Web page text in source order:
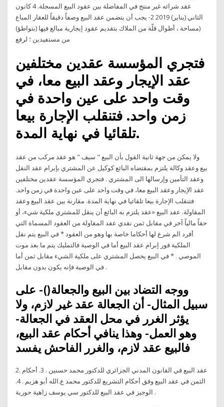
عقد شرائه غير منتج في المفاضلة بين عقود البيع المسجلة. 4 كانون
الثاني (يناير) 2019 2- يجب أن يتضمن عقد البيع وصفاً دقيقاً للعقار المباع
(مساحة ، أطوال قلّة من الملاك بتقديم عقود إيجارية مبالغ فيها (بتواطؤ)
فتجري المؤسسة عقدين مختلفين
عقد الإيجار وعقد البيع معا، في
وقت واحد على عين واحدة في
زمن واحد. فتنقلب الإجارة بيعا
تلقائيا في نهاية المدة.
ولا يمكن من جهة ثانية القول بأن البيع " سيف " هو عقد مركب من عقد
بيع وعقد وكالة يلتزم بمقتضاه البائع كوكيل عن المشتري بإبرام عقد النقل
وعقد التأمين وإرسالها الى المشتري . فتجري المؤسسة عقدين مختلفين
عقد الإيجار وعقد البيع معا، في وقت واحد على عين واحدة في زمن واحد.
فتنقلب الإجارة بيعا تلقائيا في نهاية المدة. مقارنة بين عقد البيع وعقد
المقاولة. عقد البيع «عقد يلتزم به البائع أن ينقل للمشتري ملكية شيء، أو
حقاً مالياً آخر في مقابل ثمن نقدي عقد المقاولة من العقود المسماة التي
أفرد الم شرع لها أحكاما خاصة بها وهو من العقود * في البيع يتم نقل
الملكية فور إبرام عقد البيع أما في الوصية فالتمليك يتم ما بعد موت
الموصي . * في البيع يحصل المشتري على ملكية الشيء مقابل ثمن أما
في الوصية فإنه يكون بدون مقابل .
ووجه التضاد بين البيع والجعالة()- على
سبيل المثال- أن الجعالة عقد غير لازم، ولا
يؤثر الغرر في محل العقد في الجعالة-
وهو العمل- وهذا ينافي أحكام عقد البيع،
فالبيع عقد لازم، والغرر الفاحش يفسد
2. عقد البيع في القانون المدني الجزائري للدكتور محمد حسنين . 3. أحكام
الثمن في عقد البيع وفق أحكام التشريع للدكتور محمد ع.الله أبو هزيم . 4.
الوجيز في عقد البيع للدكتور سي يوسف زاهية حورية .